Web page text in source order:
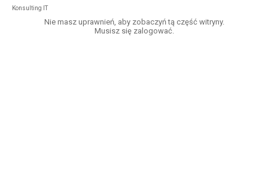
Konsulting IT
Nie masz uprawnień, aby zobaczyń tą część witryny.
Musisz się zalogować.